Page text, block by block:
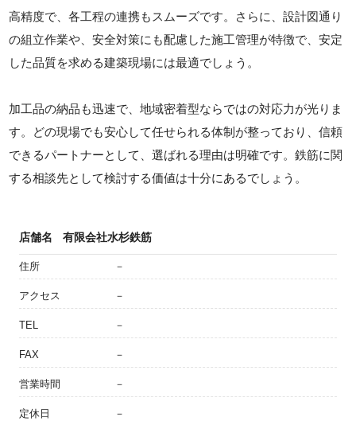
高精度で、各工程の連携もスムーズです。さらに、設計図通り
の組立作業や、安全対策にも配慮した施工管理が特徴で、安定
した品質を求める建築現場には最適でしょう。
加工品の納品も迅速で、地域密着型ならではの対応力が光りま
す。どの現場でも安心して任せられる体制が整っており、信頼
できるパートナーとして、選ばれる理由は明確です。鉄筋に関
する相談先として検討する価値は十分にあるでしょう。
店舗名 有限会社水杉鉄筋
住所 －
アクセス －
TEL －
FAX －
営業時間 －
定休日 －